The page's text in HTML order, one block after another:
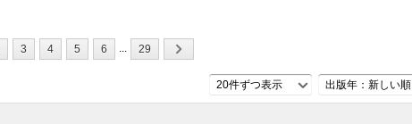
3 4 5 6 ... 29
20件ずつ表示 出版年：新しい順